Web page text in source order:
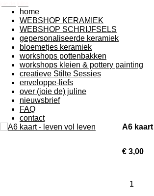
home
WEBSHOP KERAMIEK
WEBSHOP SCHRIJFSELS
gepersonaliseerde keramiek
bloemetjes keramiek
workshops pottenbakken
workshops kleien & pottery painting
creatieve Stilte Sessies
enveloppe-liefs
over (joie de) juline
nieuwsbrief
FAQ
contact
A6
€ 3,00